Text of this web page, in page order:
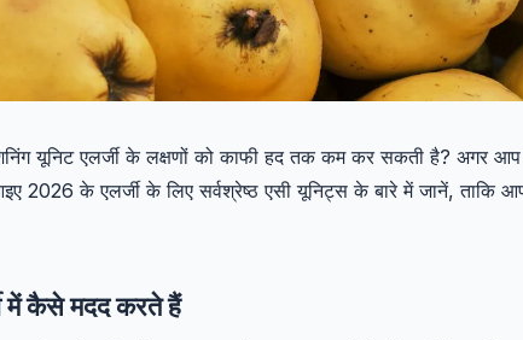
यूनिट एलर्जी के लक्षणों को काफी हद तक कम कर सकती है? अगर आप
2026 के एलर्जी के लिए सर्वश्रेष्ठ एसी यूनिट्स के बारे में जानें, ताकि
में कैसे मदद करते हैं